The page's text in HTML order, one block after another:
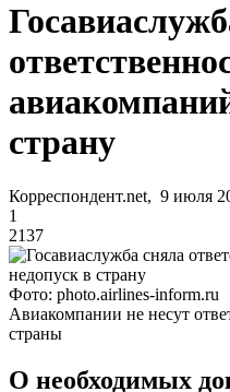
страну
Корреспондент.net, 9 июля
1
2137
Фото: photo.airlines-inform.ru
Авиакомпании не несут
страны
О необходимых